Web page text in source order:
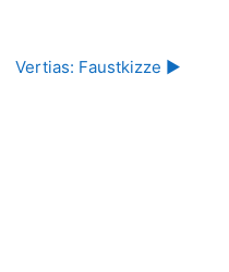
Vertias: Faustkizze ▶︎